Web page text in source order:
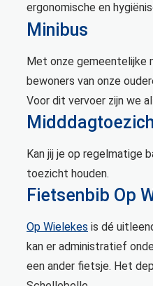
ergonomische en
Minibus
Met onze gemeentelijke
bewoners van onze
Voor dit vervoer zijn we
Kan jij je op regelmatige
toezicht houden.
Fietsenbib Op
Op Wielekes is dé
kan er administratief
een ander fietsje. Het